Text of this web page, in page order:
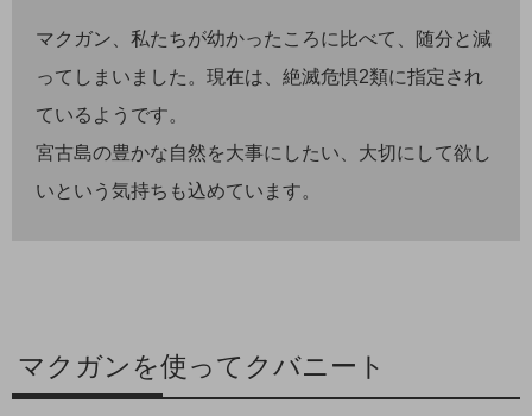
マクガン、私たちが幼かったころに比べて、随分と減
ってしまいました。現在は、絶滅危惧2類に指定され
ているようです。
宮古島の豊かな自然を大事にしたい、大切にして欲し
いという気持ちも込めています。
マクガンを使ってクバニート